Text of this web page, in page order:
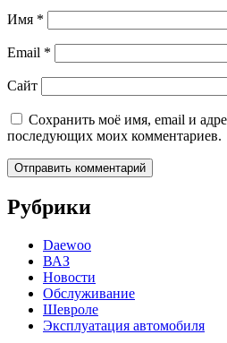
Имя *
Email *
Сайт
Сохранить моё имя, email и
последующих моих комментариев.
Рубрики
Daewoo
ВАЗ
Новости
Обслуживание
Шевроле
Эксплуатация автомобиля